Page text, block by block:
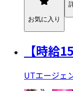
お気に入り
【時給
UTエージェ